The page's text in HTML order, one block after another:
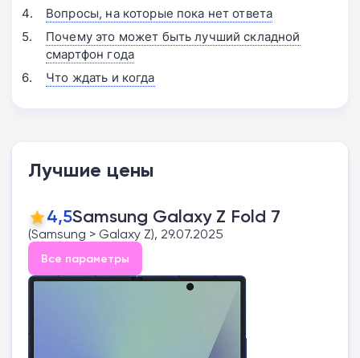
Вопросы, на которые пока нет ответа
Почему это может быть лучший складной
смартфон года
Что ждать и когда
Лучшие цены
4,5Samsung Galaxy Z Fold 7
(Samsung > Galaxy Z), 29.07.2025
Все параметры